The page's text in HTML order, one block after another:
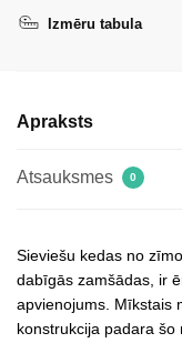
Izmēru tabula
Apraksts
Atsauksmes 0
Sieviešu kedas no
dabīgās zamšādas, ir
apvienojums. Mīkstais
konstrukcija padara šo